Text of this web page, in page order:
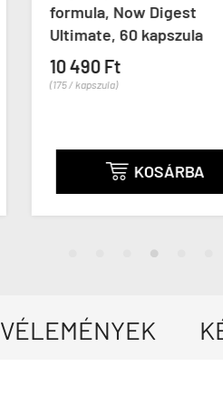
formula, Now Digest
Ultimate, 60 kapszula
10 490 Ft
(175 / kapszula)
 KOSÁRBA
VÉLEMÉNYEK